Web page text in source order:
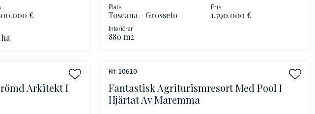
€
Plats
Toscana - Grosseto
Pris
1.790.000 €
Interiörer
880 m2
Arkitekt I
Rif: 10610
Fantastisk Agriturismresort Med Pool I
Hjärtat Av Maremma